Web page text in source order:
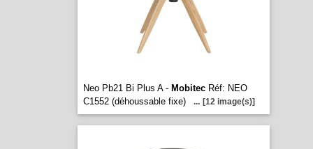
Neo Pb21 Bi Plus A - MobitecRéf: NEO
C1552 (déhoussable fixe)
... [12 image(s)]